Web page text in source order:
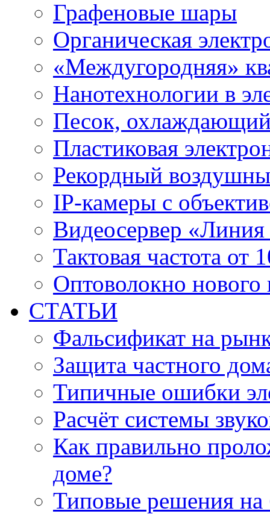
Графеновые шары
Органическая
«Междугородняя»
Нанотехнологии в
Песок, охлаждающий
Пластиковая
Рекордный
IP-камеры с
Видеосервер
Тактовая частота от
Оптоволокно нового
СТАТЬИ
Фальсификат на
Защита частного
Типичные ошибки
Расчёт системы
Как правильно
доме?
Типовые решения на